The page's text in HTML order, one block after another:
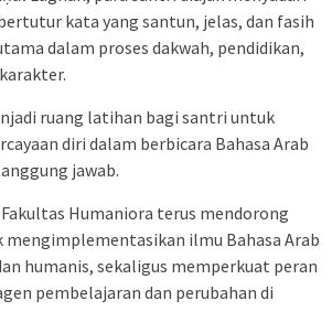
kata yang santun, jelas, dan fasih
dalam proses dakwah, pendidikan,
ruang latihan bagi santri untuk
diri dalam berbicara Bahasa Arab
jawab.
Humaniora terus mendorong
mengimplementasikan ilmu Bahasa Arab
humanis, sekaligus memperkuat peran
pembelajaran dan perubahan di